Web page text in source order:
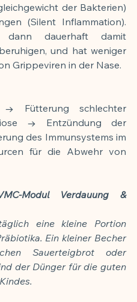
der Bakterien)
(Silent Inflammation).
dann dauerhaft damit
und hat weniger
Grippeviren in der Nase.
→ Fütterung schlechter
→ Entzündung der
des Immunsystems im
für die Abwehr von
Modul Verdauung &
eine kleine Portion
Ein kleiner Becher
Sauerteigbrot oder
der Dünger für die guten